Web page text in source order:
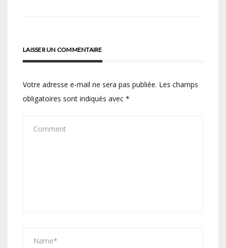
LAISSER UN COMMENTAIRE
Votre adresse e-mail ne sera pas publiée. Les champs
obligatoires sont indiqués avec *